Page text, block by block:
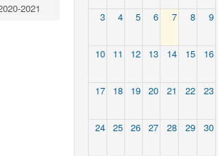
2021
3 4 5 6 7 8 9
10 11 12 13 14 15 16
17 18 19 20 21 22 23
24 25 26 27 28 29 30